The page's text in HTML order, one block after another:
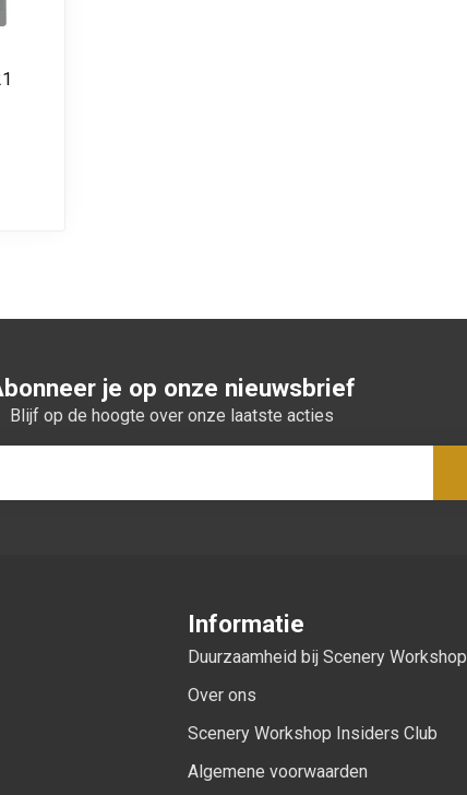
je op onze nieuwsbrief
Blijf op de hoogte over onze laatste acties
Informatie
Duurzaamheid bij Scenery Workshop
Over ons
Scenery Workshop Insiders Club
Algemene voorwaarden